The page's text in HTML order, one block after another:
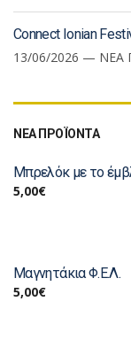
Connect Ionian
13/06/2026 — ΝΕΑ
ΝΕΑ ΠΡΟΪΟΝΤΑ
Μπρελόκ με το
5,00€
Μαγνητάκια Φ.Ε.Λ.
5,00€